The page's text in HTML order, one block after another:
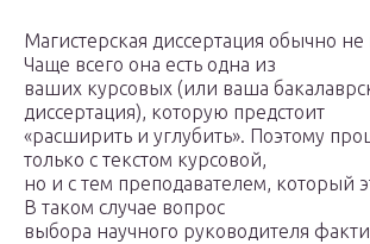
Магистерская диссертация обычно не
Чаще всего она есть одна из
ваших курсовых (или ваша
диссертация), которую предстоит
«расширить и углубить». Поэтому
только с текстом курсовой,
но и с тем преподавателем, который
В таком случае вопрос
выбора научного руководителя